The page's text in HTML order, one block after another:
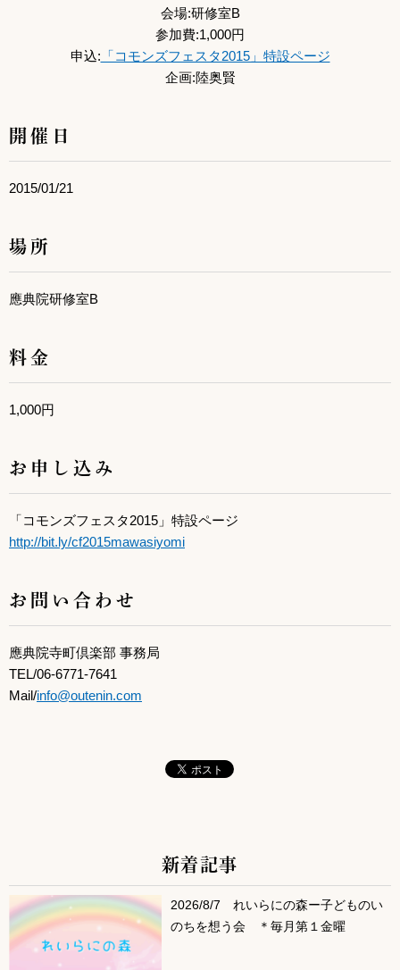
会場:研修室B
参加費:1,000円
申込: 「コモンズフェスタ2015」特設ページ
企画:陸奥賢
開催日
2015/01/21
場所
應典院研修室B
料金
1,000円
お申し込み
「コモンズフェスタ2015」特設ページ
http://bit.ly/cf2015mawasiyomi
お問い合わせ
應典院寺町倶楽部 事務局
TEL/06-6771-7641
Mail/info@outenin.com
サブコンテンツ
新着記事
2026/8/7 れいらにの森ー子どものい
のちを想う会 ＊毎月第１金曜